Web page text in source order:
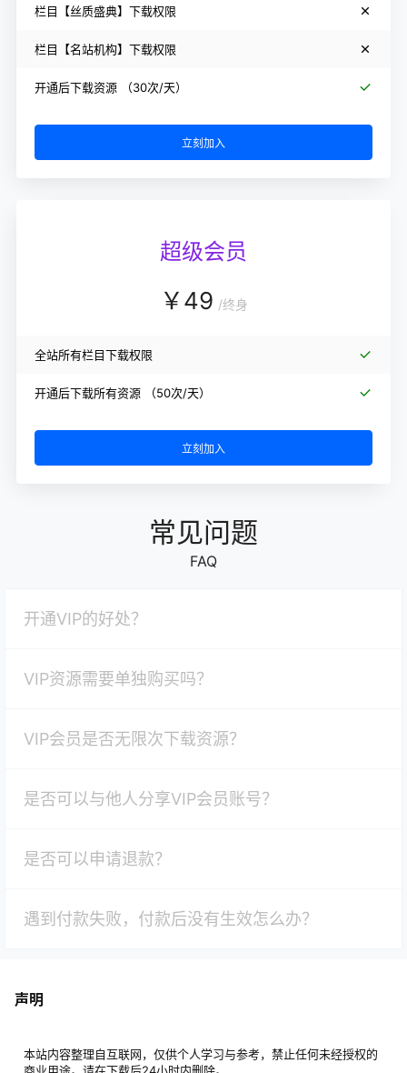
栏目【丝质盛典】下载权限
栏目【名站机构】下载权限
开通后下载资源 （30次/天）
立刻加入
超级会员
￥49 /终身
全站所有栏目下载权限
开通后下载所有资源 （50次/天）
立刻加入
常见问题
FAQ
开通VIP的好处？
VIP资源需要单独购买吗？
VIP会员是否无限次下载资源？
是否可以与他人分享VIP会员账号？
是否可以申请退款？
遇到付款失败，付款后没有生效怎么办？
声明
本站内容整理自互联网，仅供个人学习与参考，禁止任何未经授权的